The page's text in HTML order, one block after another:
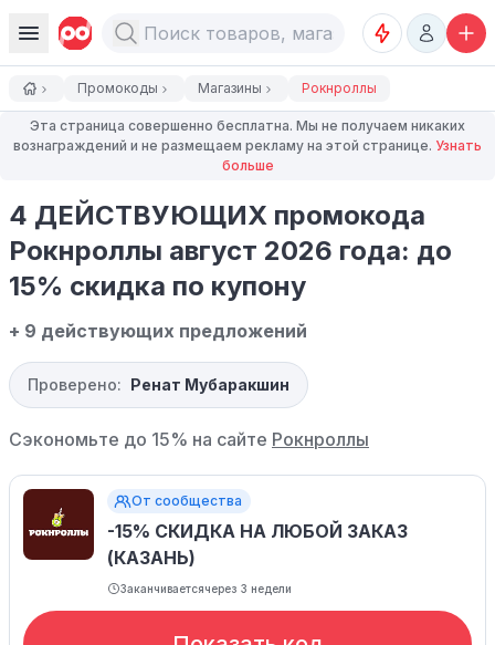
Промокоды Магазины Рокнроллы
Эта страница совершенно бесплатна. Мы не получаем никаких
вознаграждений и не размещаем рекламу на этой странице. Узнать
больше
4 ДЕЙСТВУЮЩИХ промокода
Рокнроллы август 2026 года: до
15% скидка по купону
+ 9 действующих предложений
Проверено: Ренат Мубаракшин
Сэкономьте до 15% на сайте Рокнроллы
От сообщества
-15% СКИДКА НА ЛЮБОЙ ЗАКАЗ
(КАЗАНЬ)
Заканчиваетсячерез 3 недели